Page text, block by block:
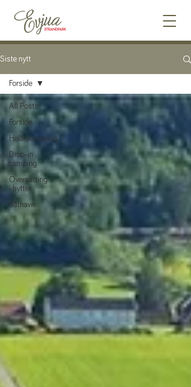
Siste nytt
All Posts
Forside
Helårscamping
Drop-in
camping
Overnatting
i hytter
Båthavn
Forside